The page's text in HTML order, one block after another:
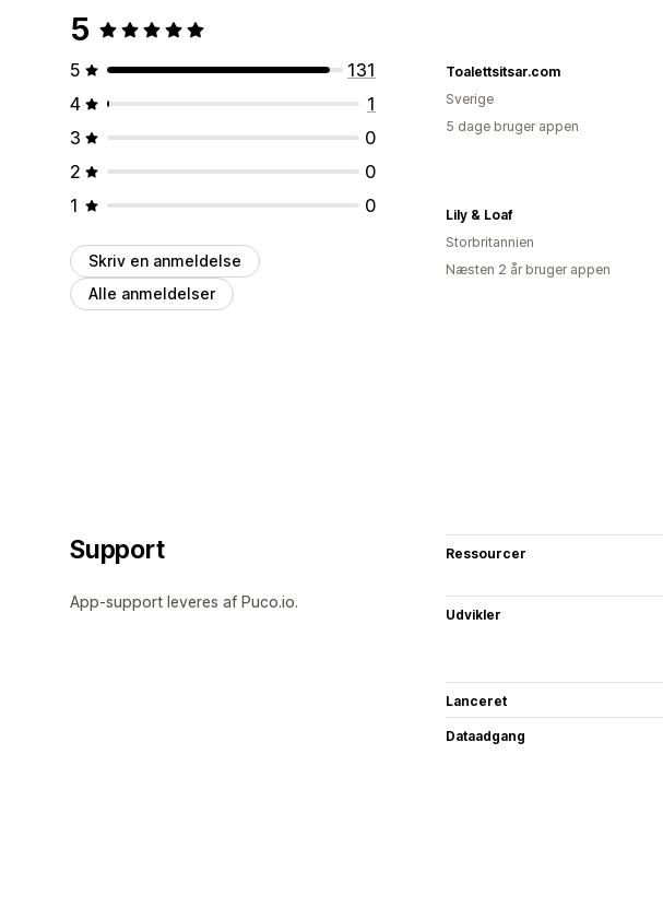
5
5
131
4
1
3
0
2
0
1
0
Skriv en anmeldelse
Alle anmeldelser
Toalettsitsar.com
Sverige
5 dage bruger appen
Lily & Loaf
Storbritannien
Næsten 2 år bruger appen
Support
App-support leveres af Puco.io.
Ressourcer
Udvikler
Lanceret
Dataadgang